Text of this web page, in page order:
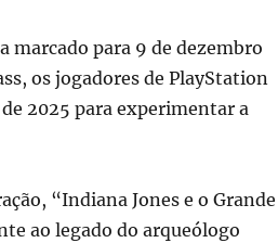
marcado para 9 de dezembro
os jogadores de PlayStation
2025 para experimentar a
“Indiana Jones e o Grande
ao legado do arqueólogo